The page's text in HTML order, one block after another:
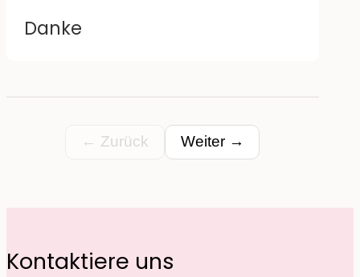
Danke
← Zurück Weiter →
Kontaktiere uns